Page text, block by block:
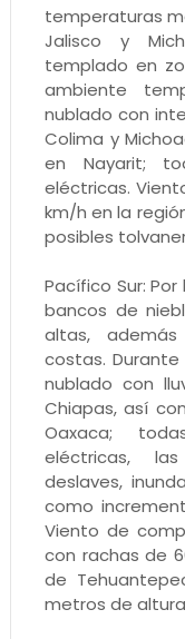
temperaturas
Jalisco y
templado en
ambiente
nublado con
Colima y
en Nayarit;
eléctricas.
km/h en la
posibles
Pacífico Sur:
bancos de
altas,
costas.
nublado con
Chiapas, así
Oaxaca;
eléctricas,
deslaves,
como
Viento de
con rachas de
de
metros de